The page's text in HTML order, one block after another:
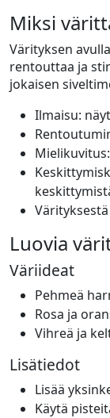
Miksi
Värityksen
rentouttaa ja
jokaisen
Ilmaisu:
Luovia
Väriideat
Pehmeä
Rosa ja
Vihreä ja
Lisätiedot
Lisää
Käytä